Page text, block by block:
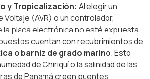
y Tropicalización: Al elegir un
Voltaje (AVR) o un controlador,
la placa electrónica no esté expuesta.
cuentan con recubrimientos de
o barniz de grado marino. Esto
de Chiriquí o la salinidad de las
de Panamá creen puentes